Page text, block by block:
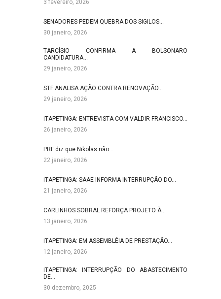
3 fevereiro, 2026
SENADORES PEDEM QUEBRA DOS SIGILOS…
30 janeiro, 2026
TARCÍSIO CONFIRMA A BOLSONARO
CANDIDATURA…
29 janeiro, 2026
STF ANALISA AÇÃO CONTRA RENOVAÇÃO…
29 janeiro, 2026
ITAPETINGA: ENTREVISTA COM VALDIR FRANCISCO…
26 janeiro, 2026
PRF diz que Nikolas não…
22 janeiro, 2026
ITAPETINGA: SAAE INFORMA INTERRUPÇÃO DO…
21 janeiro, 2026
CARLINHOS SOBRAL REFORÇA PROJETO À…
13 janeiro, 2026
ITAPETINGA: EM ASSEMBLÉIA DE PRESTAÇÃO…
12 janeiro, 2026
ITAPETINGA: INTERRUPÇÃO DO ABASTECIMENTO
DE…
30 dezembro, 2025